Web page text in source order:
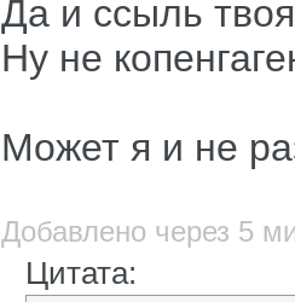
Да и ссыль
Ну не
Может я и не
Добавлено через 5
Цитата: